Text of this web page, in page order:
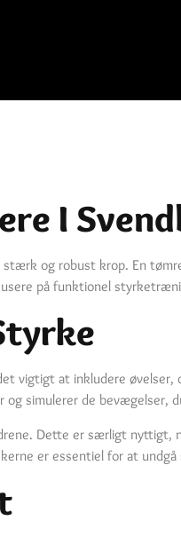
I
og robust krop. En
på funktionel
vigtigt at inkludere
simulerer de bevægelser,
Dette er særligt nyttigt,
er essentiel for at undgå